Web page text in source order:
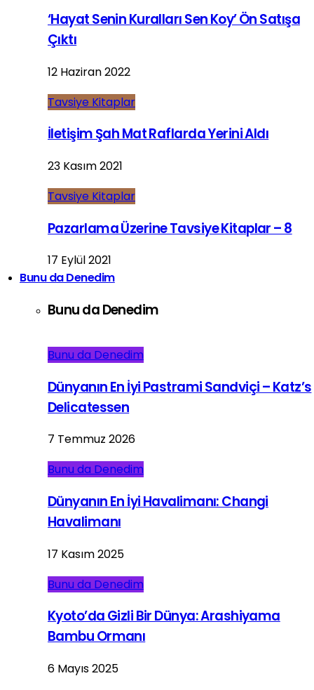
‘Hayat Senin Kuralları Sen Koy’ Ön Satışa
Çıktı
12 Haziran 2022
Tavsiye Kitaplar
İletişim Şah Mat Raflarda Yerini Aldı
23 Kasım 2021
Tavsiye Kitaplar
Pazarlama Üzerine Tavsiye Kitaplar – 8
17 Eylül 2021
Bunu da Denedim
Bunu da Denedim
Bunu da Denedim
Dünyanın En İyi Pastrami Sandviçi – Katz’s
Delicatessen
7 Temmuz 2026
Bunu da Denedim
Dünyanın En İyi Havalimanı: Changi
Havalimanı
17 Kasım 2025
Bunu da Denedim
Kyoto’da Gizli Bir Dünya: Arashiyama
Bambu Ormanı
6 Mayıs 2025